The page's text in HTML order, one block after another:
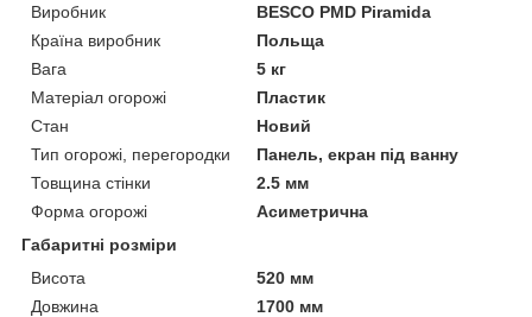
Виробник
BESCO PMD Piramida
Країна виробник
Польща
Вага
5 кг
Матеріал огорожі
Пластик
Стан
Новий
Тип огорожі, перегородки
Панель, екран під ванну
Товщина стінки
2.5 мм
Форма огорожі
Асиметрична
Габаритні розміри
Висота
520 мм
Довжина
1700 мм